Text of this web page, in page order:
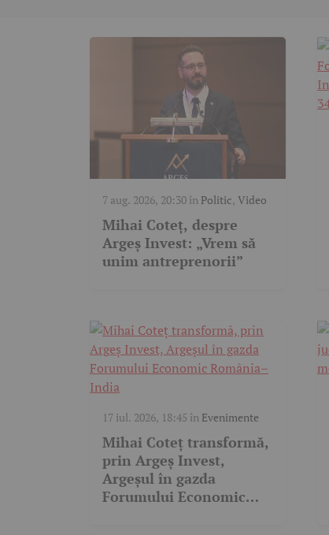
7 aug. 2026, 20:30 în Politic, Video
Mihai Coteț, despre
Argeș Invest: „Vrem să
unim antreprenorii”
17 iul. 2026, 18:45 în Evenimente
Mihai Coteț transformă,
prin Argeș Invest,
Argeșul în gazda
Forumului Economic